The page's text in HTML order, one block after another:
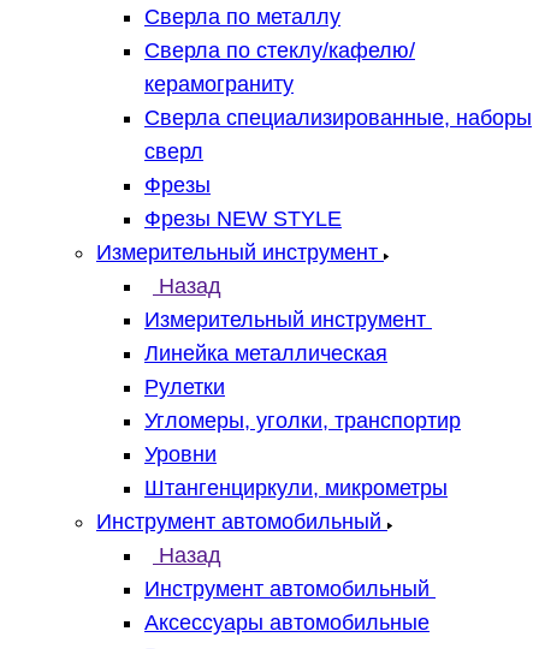
Сверла по металлу
Сверла по стеклу/кафелю/
керамограниту
Сверла специализированные, наборы
сверл
Фрезы
Фрезы NEW STYLE
Измерительный инструмент
Назад
Измерительный инструмент
Линейка металлическая
Рулетки
Угломеры, уголки, транспортир
Уровни
Штангенциркули, микрометры
Инструмент автомобильный
Назад
Инструмент автомобильный
Аксессуары автомобильные